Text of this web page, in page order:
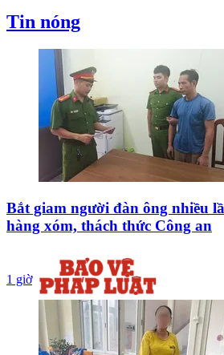
Tin nóng
Bắt giam người đàn ông nhiều
hàng xóm, thách thức Công an
1 giờ